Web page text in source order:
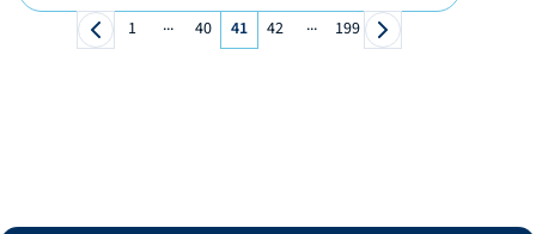
1
... 40 41 42 ... 199